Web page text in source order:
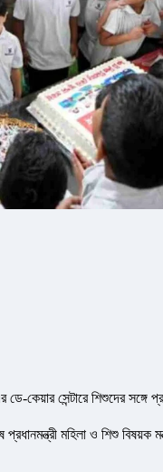
কেয়ার সেন্টারে শিশুদের সঙ্গে
মহিলা ও শিশু বিষয়ক